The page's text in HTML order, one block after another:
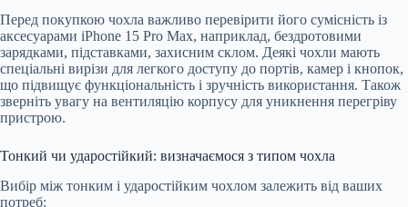
Перед покупкою чохла важливо перевірити його сумісність із
аксесуарами iPhone 15 Pro Max, наприклад, бездротовими
зарядками, підставками, захисним склом. Деякі чохли мають
спеціальні вирізи для легкого доступу до портів, камер і кнопок,
що підвищує функціональність і зручність використання. Також
зверніть увагу на вентиляцію корпусу для уникнення перегріву
пристрою.
Тонкий чи ударостійкий: визначаємося з типом чохла
Вибір між тонким і ударостійким чохлом залежить від ваших
потреб: